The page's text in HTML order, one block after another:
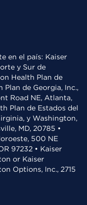
en el país: Kaiser
y Sur de
Health Plan de
Plan de Georgia, Inc.,
Road NE, Atlanta,
Plan de Estados del
y Washington,
MD, 20785 •
500 NE
97232 • Kaiser
or Kaiser
Options, Inc., 2715